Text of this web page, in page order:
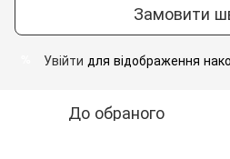
Замовити
Увійти для відображення
До обраного